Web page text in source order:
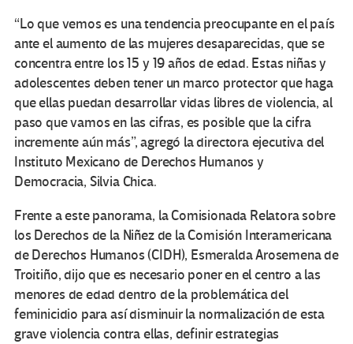
“Lo que vemos es una tendencia preocupante en el país
ante el aumento de las mujeres desaparecidas, que se
concentra entre los 15 y 19 años de edad. Estas niñas y
adolescentes deben tener un marco protector que haga
que ellas puedan desarrollar vidas libres de violencia, al
paso que vamos en las cifras, es posible que la cifra
incremente aún más”, agregó la directora ejecutiva del
Instituto Mexicano de Derechos Humanos y
Democracia, Silvia Chica.
Frente a este panorama, la Comisionada Relatora sobre
los Derechos de la Niñez de la Comisión Interamericana
de Derechos Humanos (CIDH), Esmeralda Arosemena de
Troitiño, dijo que es necesario poner en el centro a las
menores de edad dentro de la problemática del
feminicidio para así disminuir la normalización de esta
grave violencia contra ellas, definir estrategias